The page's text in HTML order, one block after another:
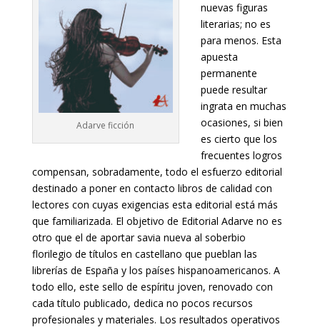
Adarve ficción
nuevas figuras
literarias; no es
para menos. Esta
apuesta
permanente
puede resultar
ingrata en muchas
ocasiones, si bien
es cierto que los
frecuentes logros
compensan, sobradamente, todo el esfuerzo editorial
destinado a poner en contacto libros de calidad con
lectores con cuyas exigencias esta editorial está más
que familiarizada. El objetivo de Editorial Adarve no es
otro que el de aportar savia nueva al soberbio
florilegio de títulos en castellano que pueblan las
librerías de España y los países hispanoamericanos. A
todo ello, este sello de espíritu joven, renovado con
cada título publicado, dedica no pocos recursos
profesionales y materiales. Los resultados operativos